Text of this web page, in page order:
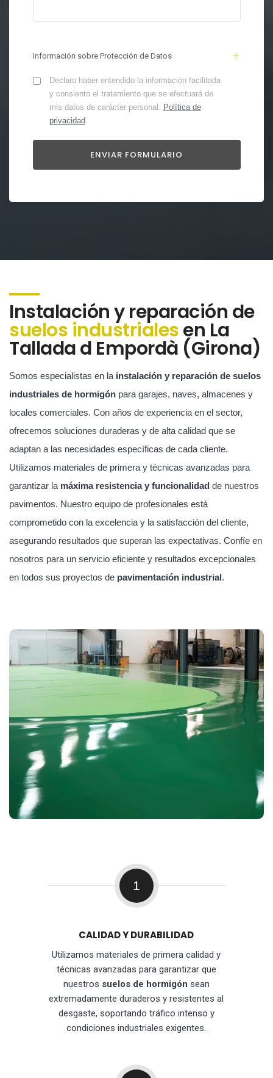
Información sobre Protección de Datos
Declaro haber entendido la información facilitada
y consiento el tratamiento que se efectuará de
mis datos de carácter personal. Política de
privacidad.
Instalación y reparación de
suelos industrialesen La
Tallada d Empordà (Girona)
Somos especialistas en la instalación y reparación de suelos
industriales de hormigón para garajes, naves, almacenes y
locales comerciales. Con años de experiencia en el sector,
ofrecemos soluciones duraderas y de alta calidad que se
adaptan a las necesidades específicas de cada cliente.
Utilizamos materiales de primera y técnicas avanzadas para
garantizar la máxima resistencia y funcionalidad de nuestros
pavimentos. Nuestro equipo de profesionales está
comprometido con la excelencia y la satisfacción del cliente,
asegurando resultados que superan las expectativas. Confíe en
nosotros para un servicio eficiente y resultados excepcionales
en todos sus proyectos de pavimentación industrial.
1
CALIDAD Y DURABILIDAD
Utilizamos materiales de primera calidad y
técnicas avanzadas para garantizar que
nuestros suelos de hormigón sean
extremadamente duraderos y resistentes al
desgaste, soportando tráfico intenso y
condiciones industriales exigentes.